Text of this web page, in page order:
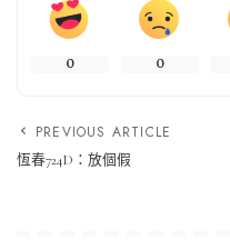
0 0
PREVIOUS ARTICLE
恆春724D：放個假